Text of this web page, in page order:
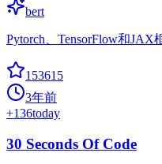
bert
Pytorch、TensorFlow和
153615
3年前
+136today
30 Seconds Of Code